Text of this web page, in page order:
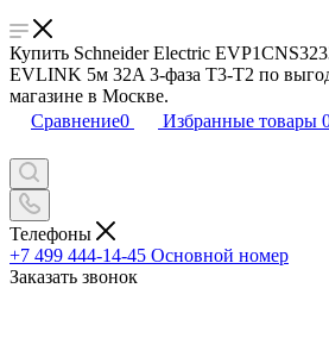
Купить Schneider Electric
EVLINK 5м 32A 3-фаза T3-T2 по
магазине в Москве.
Сравнение0 Избранные товары
Телефоны
+7 499 444-14-45 Основной номер
Заказать звонок